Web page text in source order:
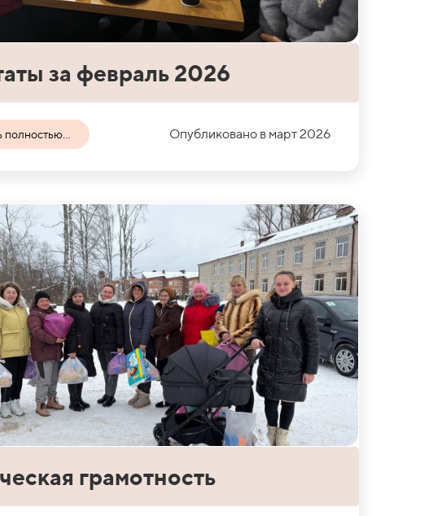
за февраль 2026
полностью... Опубликовано в март 2026
грамотность